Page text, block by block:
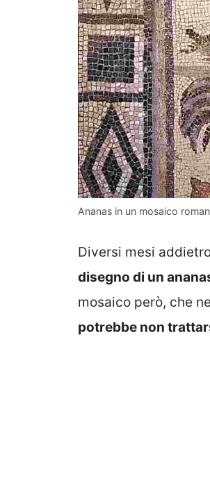
Ananas in un mosaico
Diversi mesi
disegno di un
mosaico però, che
potrebbe non